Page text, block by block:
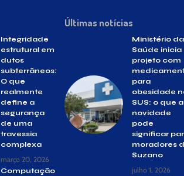
Integridade
estrutural em
dutos
subterrâneos:
O que
realmente
define a
segurança
de uma
travessia
complexa
março 20, 2026
Computação
Últimas notícias
Ministério da
Saúde inicia
projeto com
para
obesidade
SUS: o que a
novidade
pode
significar
moradores
Suzano
julho 1, 2026